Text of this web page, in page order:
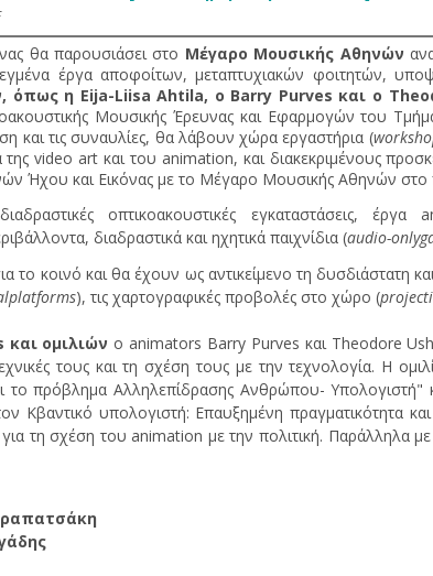
θα παρουσιάσει στο Μέγαρο Μουσικής Αθηνών
έργα αποφοίτων, μεταπτυχιακών φοιτητών,
όπως η Eija-Liisa Ahtila, o Barry Purves και o
Μουσικής Έρευνας και Eφαρμογών του
και τις συναυλίες, θα λάβουν χώρα εργαστήρια (
video art και του animation, και διακεκριμένους
Ήχου και Εικόνας με το Μέγαρο Μουσικής Αθηνών στο
οπτικοακουστικές εγκαταστάσεις,
διαδραστικά και ηχητικά παιχνίδια (audio-
το κοινό και θα έχουν ως αντικείμενο τη δυσδιάστατη
), τις χαρτογραφικές προβολές στο χώρο (
ομιλιών ο animators Barry Purves και Theodore
τους και τη σχέση τους με την τεχνολογία. Η
το πρόβλημα Αλληλεπίδρασης Ανθρώπου-
Κβαντικό υπολογιστή: Επαυξημένη πραγματικότητα
τη σχέση του animation με την πολιτική. Παράλληλα